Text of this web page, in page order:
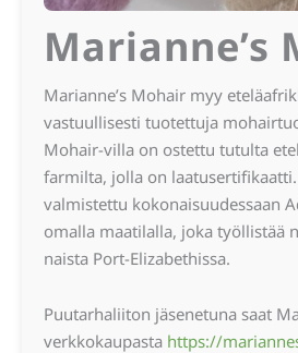
Marianne’s
Marianne’s Mohair myy
vastuullisesti tuotettuja
Mohair-villa on ostettu tutulta
farmilta, jolla on
valmistettu kokonaisuudessaan
omalla maatilalla, joka työllistää
naista Port-Elizabethissa.
Puutarhaliiton jäsenetuna saat
verkkokaupasta https://